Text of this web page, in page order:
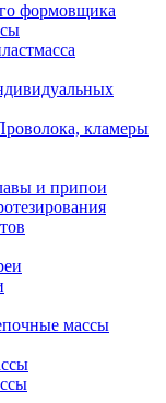
формовщика
кламеры
и припои
массы